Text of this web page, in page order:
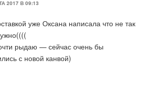
2017 В 09:13
уже Оксана написала что не так
рыдаю — сейчас очень бы
с новой канвой)